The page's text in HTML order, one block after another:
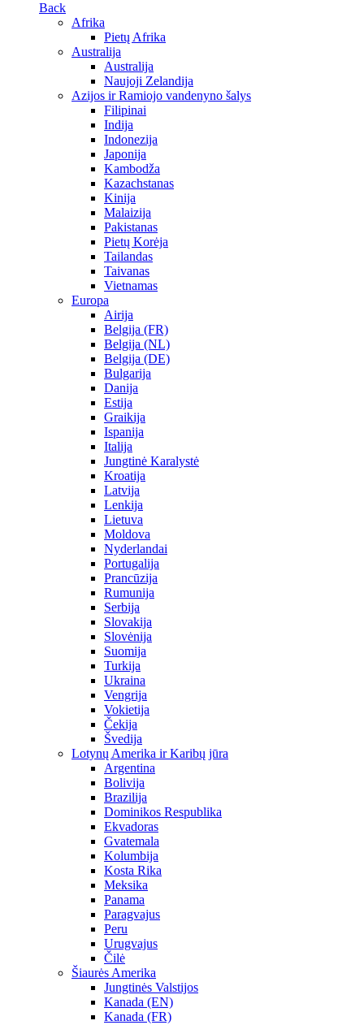
Back
Afrika
Pietų Afrika
Australija
Australija
Naujoji Zelandija
Azijos ir Ramiojo vandenyno šalys
Filipinai
Indija
Indonezija
Japonija
Kambodža
Kazachstanas
Kinija
Malaizija
Pakistanas
Pietų Korėja
Tailandas
Taivanas
Vietnamas
Europa
Airija
Belgija (FR)
Belgija (NL)
Belgija (DE)
Bulgarija
Danija
Estija
Graikija
Ispanija
Italija
Jungtinė Karalystė
Kroatija
Latvija
Lenkija
Lietuva
Moldova
Nyderlandai
Portugalija
Prancūzija
Rumunija
Serbija
Slovakija
Slovėnija
Suomija
Turkija
Ukraina
Vengrija
Vokietija
Čekija
Švedija
Lotynų Amerika ir Karibų jūra
Argentina
Bolivija
Brazilija
Dominikos Respublika
Ekvadoras
Gvatemala
Kolumbija
Kosta Rika
Meksika
Panama
Paragvajus
Peru
Urugvajus
Čilė
Šiaurės Amerika
Jungtinės Valstijos
Kanada (EN)
Kanada (FR)